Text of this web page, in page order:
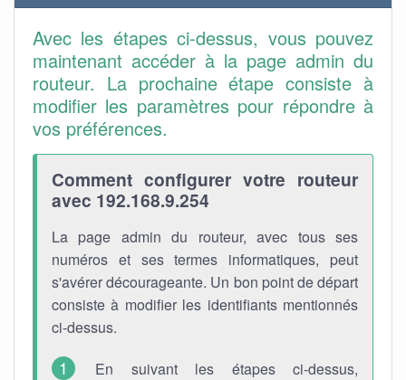
Avec les étapes ci-dessus, vous pouvez
maintenant accéder à la page admin du
routeur. La prochaine étape consiste à
modifier les paramètres pour répondre à
vos préférences.
Comment configurer votre routeur
avec 192.168.9.254
La page admin du routeur, avec tous ses
numéros et ses termes informatiques, peut
s'avérer décourageante. Un bon point de départ
consiste à modifier les identifiants mentionnés
ci-dessus.
En suivant les étapes ci-dessus,